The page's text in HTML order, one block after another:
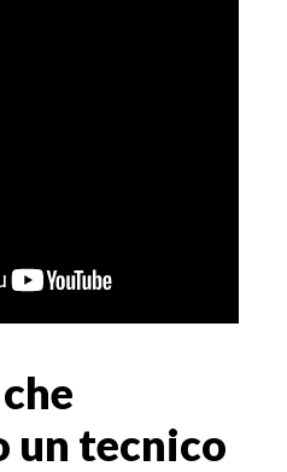
un tecnico